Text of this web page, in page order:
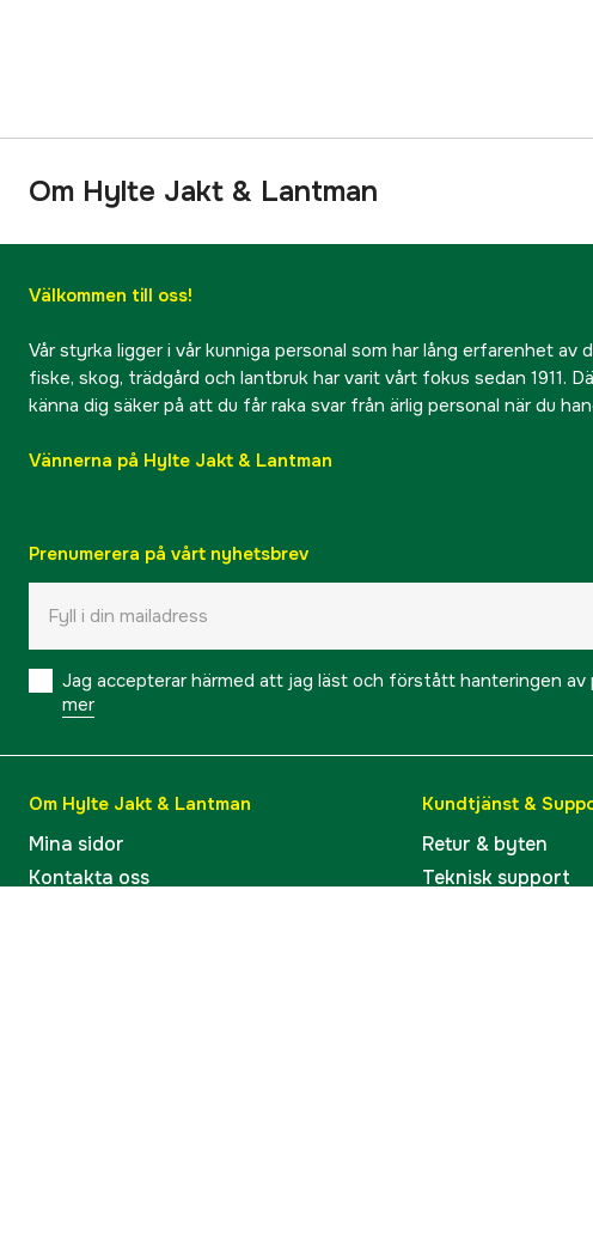
Om Hylte Jakt & Lantman
Välkommen till oss!
Vår styrka ligger i vår kunniga personal som har lång erfarenhet av
fiske, skog, trädgård och lantbruk har varit vårt fokus sedan 1911.
känna dig säker på att du får raka svar från ärlig personal när du
Vännerna på Hylte Jakt & Lantman
Prenumerera på vårt nyhetsbrev
Jag accepterar härmed att jag läst och förstått hanteringen av
mer
Om Hylte Jakt & Lantman
Mina sidor
Kontakta oss
Kundtjänst &
Retur & byten
Teknisk support